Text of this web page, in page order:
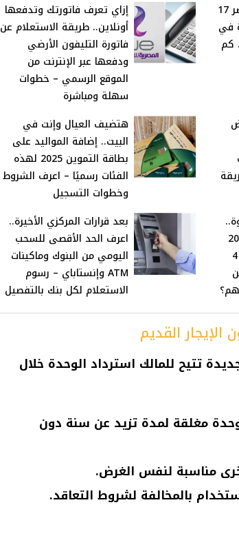
سعر الدولار اليوم في مصر 17
في
كم
إزاي تعرف فاتورتك وتدفعها
أونلاين.. طريقة الاستعلام عن
فاتورة التليفون الأرضي
ودفعها عبر الإنترنت من
الموقع الرسمي – خطوات
سهلة ومباشرة
هتضيف العيال وإنت في
البيت.. إضافة المواليد على
بطاقة التموين 2025 لهذه
الفئات رسميًا – اعرف الشروط
وخطوات التسجيل
2025
تكشف مفاجآت مذهلة لـ 4
بعد قرارات المركزي الأخيرة..
اعرف الحد الأقصى للسحب
اليومي من البنوك وماكينات
ATM وإنستاباي – رسوم
الاستعلام لكل بنك بالتفصيل
القديم
تتيح للمالك استرداد الوحدة خلال
مغلقة لمدة تزيد عن سنة دون
مناسبة لنفس الغرض.
بالمخالفة لشروط التعاقد.